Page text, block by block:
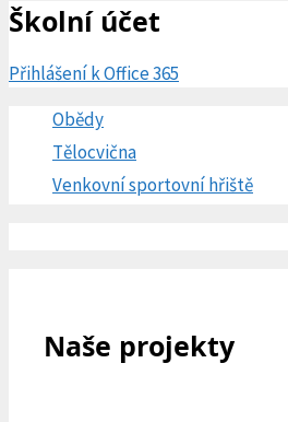
Školní účet
Přihlášení k Office 365
Obědy
Tělocvična
Venkovní sportovní hřiště
Naše projekty